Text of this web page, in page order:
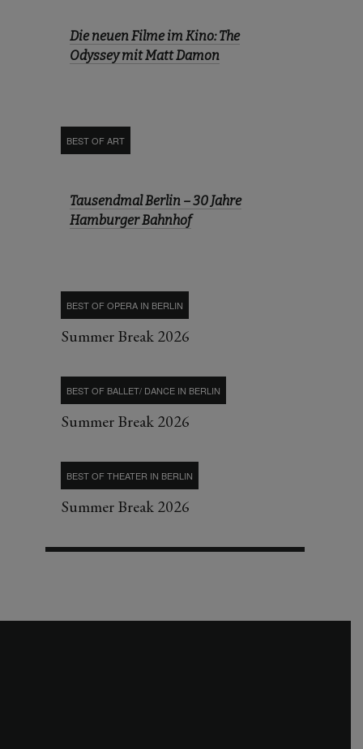
Die neuen Filme im Kino: The
Odyssey mit Matt Damon
BEST OF ART
Tausendmal Berlin – 30 Jahre
Hamburger Bahnhof
BEST OF OPERA IN BERLIN
Summer Break 2026
BEST OF BALLET/ DANCE IN BERLIN
Summer Break 2026
BEST OF THEATER IN BERLIN
Summer Break 2026